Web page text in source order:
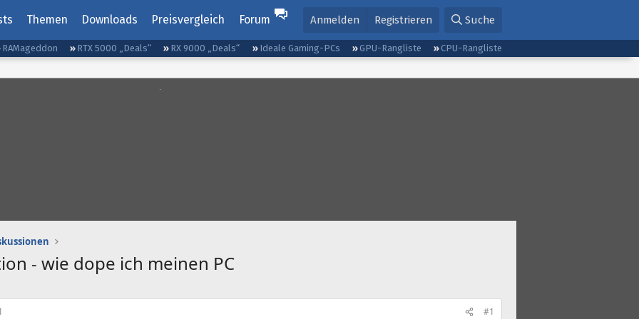
Themen Downloads Preisvergleich Forum Anmelden Registrieren Suche
RAMageddon RTX 5000 „Deals“ RX 9000 „Deals“ Ideale Gaming-PCs GPU-Rangliste
CPU-Rangliste
- wie dope ich meinen PC
#1